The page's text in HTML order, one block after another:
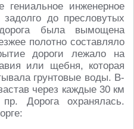
гениальное инженерное
до пресловутых
была вымощена
полотно составляло
дороги лежало на
или щебня, которая
грунтовые воды. В-
через каждые 30 км
Дорога охранялась.